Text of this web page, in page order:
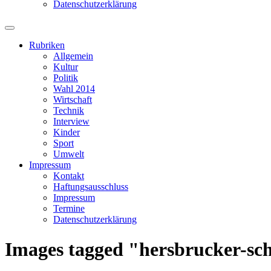
Datenschutzerklärung
Suchfeld
ein-/ausblenden
Rubriken
Allgemein
Kultur
Politik
Wahl 2014
Wirtschaft
Technik
Interview
Kinder
Sport
Umwelt
Impressum
Kontakt
Haftungsausschluss
Impressum
Termine
Datenschutzerklärung
Images tagged "hersbrucker-